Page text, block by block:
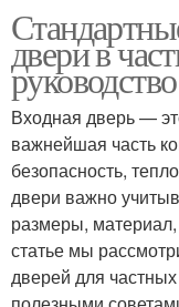
двери в
руководство
Входная дверь —
важнейшая часть
безопасность,
двери важно
размеры,
статье мы
дверей для